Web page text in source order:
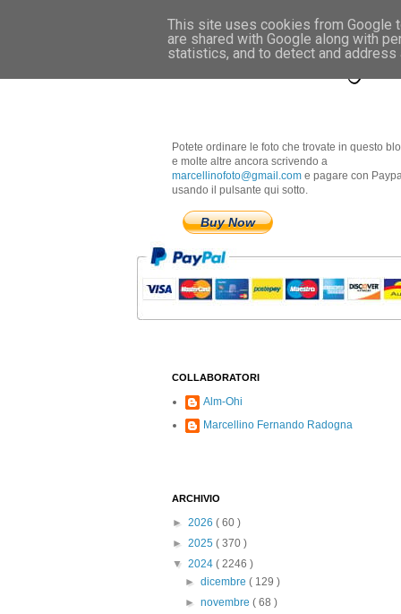
Marcellino
Potete ordinare le foto che trovate in questo
e molte altre ancora scrivendo a
marcellinofoto@gmail.com e pagare con
usando il pulsante qui sotto.
Buy Now
COLLABORATORI
Alm-Ohi
Marcellino Fernando Radogna
ARCHIVIO
► 2026 ( 60 )
► 2025 ( 370 )
▼ 2024 ( 2246 )
►dicembre( 129 )
►novembre( 68 )
This site uses cookies from Google
are shared with Google along with
statistics, and to detect and address